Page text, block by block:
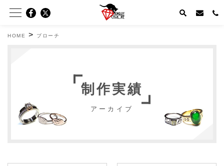
HOME > ブローチ
制作実績
アーカイブ